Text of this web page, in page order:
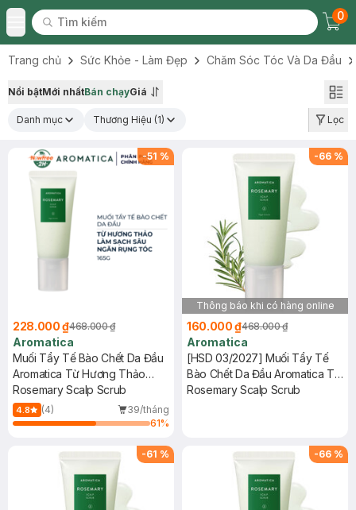
Toggle Menu
Tìm kiếm
Tìm kiếm
0
Trang chủ Sức Khỏe - Làm Đẹp Chăm Sóc Tóc Và Da Đầu
Nổi bậtMới nhấtBán chạyGiá
Danh mục Thương Hiệu (1) Lọc
-51 %
228.000 ₫468.000 ₫
Aromatica
Muối Tẩy Tế Bào Chết Da Đầu
Aromatica Từ Hương Thảo
165g
Rosemary Scalp Scrub
4.8 (4)
39/tháng
61%
-66 %
Thông báo khi có hàng online
160.000 ₫468.000 ₫
Aromatica
[HSD 03/2027] Muối Tẩy Tế
Bào Chết Da Đầu Aromatica Từ
Hương Thảo 165g
Rosemary Scalp Scrub
-61 % -66 %